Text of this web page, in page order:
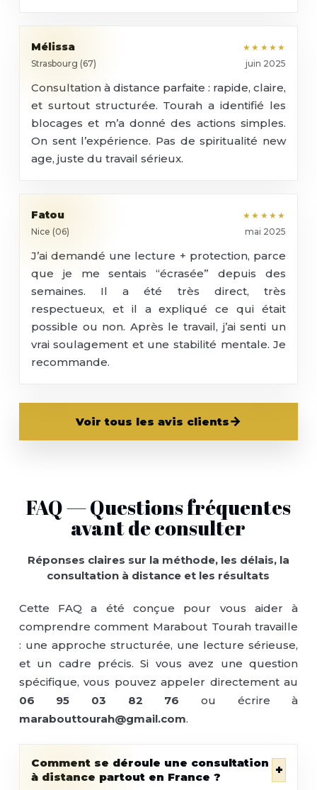
Mélissa
Strasbourg (67)
★★★★★
juin 2025
Consultation à distance parfaite : rapide, claire,
et surtout structurée. Tourah a identifié les
blocages et m’a donné des actions simples.
On sent l’expérience. Pas de spiritualité new
age, juste du travail sérieux.
Fatou
Nice (06)
★★★★★
mai 2025
J’ai demandé une lecture + protection, parce
que je me sentais “écrasée” depuis des
semaines. Il a été très direct, très
respectueux, et il a expliqué ce qui était
possible ou non. Après le travail, j’ai senti un
vrai soulagement et une stabilité mentale. Je
recommande.
Voir tous les avis clients→
FAQ — Questions fréquentes
avant de consulter
Réponses claires sur la méthode, les délais, la
consultation à distance et les résultats
Cette FAQ a été conçue pour vous aider à
comprendre comment Marabout Tourah travaille
: une approche structurée, une lecture sérieuse,
et un cadre précis. Si vous avez une question
spécifique, vous pouvez appeler directement au
06 95 03 82 76 ou écrire à
marabouttourah@gmail.com.
Comment se déroule une consultation
à distance partout en France ?
+